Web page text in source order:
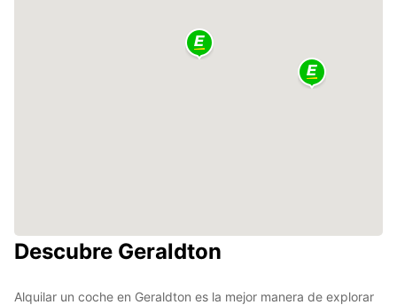
Descubre Geraldton
Alquilar un coche en Geraldton es la mejor manera de explorar